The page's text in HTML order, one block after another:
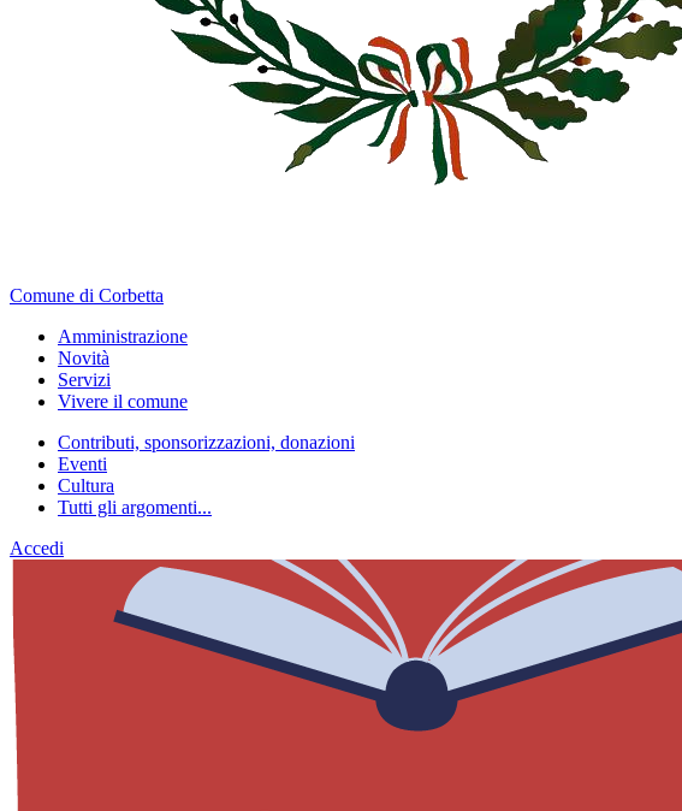
Comune di Corbetta
Amministrazione
Novità
Servizi
Vivere il comune
Contributi, sponsorizzazioni, donazioni
Eventi
Cultura
Tutti gli argomenti...
Accedi